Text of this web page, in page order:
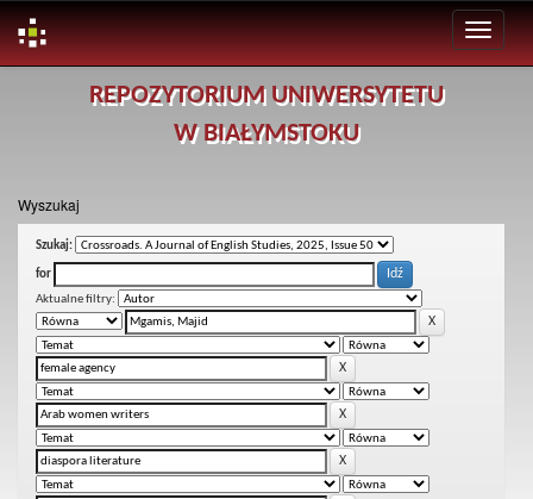
REPOZYTORIUM UNIWERSYTETU
W BIAŁYMSTOKU
Wyszukaj
Szukaj:
for
Aktualne filtry: